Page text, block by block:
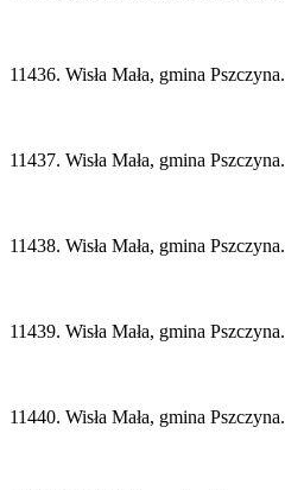
11436. Wisła Mała, gmina Pszczyna.
11437. Wisła Mała, gmina Pszczyna.
11438. Wisła Mała, gmina Pszczyna.
11439. Wisła Mała, gmina Pszczyna.
11440. Wisła Mała, gmina Pszczyna.